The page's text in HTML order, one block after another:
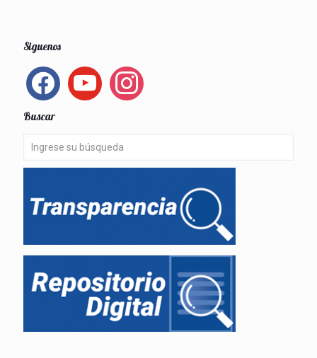
Siguenos
facebook youtube instagram
Buscar